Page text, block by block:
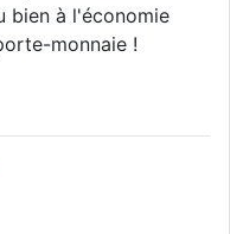
bien à l'économie
monnaie !